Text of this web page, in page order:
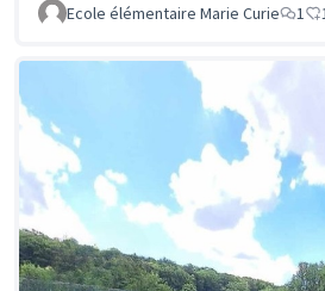
Ecole élémentaire Marie Curie
1